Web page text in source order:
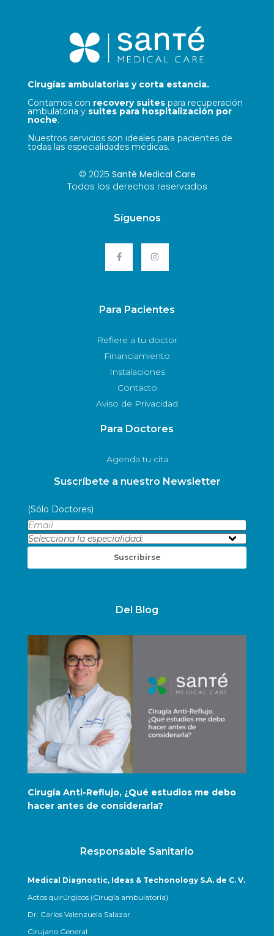
Cirugías ambulatorias y corta estancia.
Contamos con recovery suites para recuperación
ambulatoria y suites para hospitalización por
noche.
Nuestros servicios son ideales para pacientes de
todas las especialidades médicas.
© 2025 Santé Medical Care
Todos los derechos reservados
Síguenos
Para Pacientes
Refiere a tu doctor
Financiamiento
Instalaciones
Contacto
Aviso de Privacidad
Para Doctores
Agenda tu cita
Suscríbete a nuestro Newsletter
(Sólo Doctores)
Suscribirse
Del Blog
Cirugía Anti-Reflujo, ¿Qué estudios me debo
hacer antes de considerarla?
Responsable Sanitario
Medical Diagnostic, Ideas & Techonology S.A. de C. V.
Actos quirúrgicos (Cirugía ambulatoria)
Dr. Carlos Valenzuela Salazar
Cirujano General